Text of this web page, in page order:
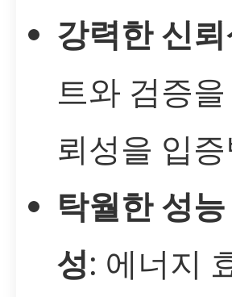
강력한 신
트와 검증
뢰성을 입
탁월한 성
성: 에너지